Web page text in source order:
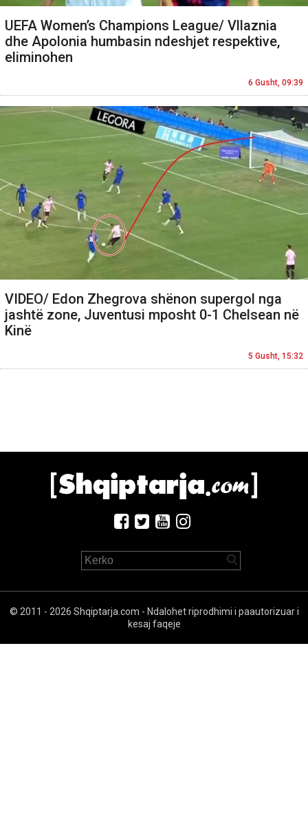
UEFA Women’s Champions League/ Vllaznia
dhe Apolonia humbasin ndeshjet respektive,
eliminohen
6 Gusht, 09:39
VIDEO/ Edon Zhegrova shënon supergol nga
jashtë zone, Juventusi mposht 0-1 Chelsean në
Kinë
5 Gusht, 15:32
© 2011 - 2026 Shqiptarja.com - Ndalohet riprodhimi i paautorizuar i
kesaj faqeje